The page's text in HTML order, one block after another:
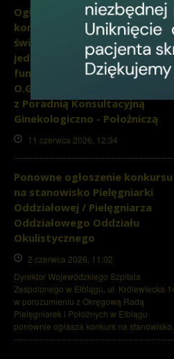
Ogłoszenie o rozstrzygnięciu
konkursu na udzielanie
świadczeń zdrowotnych z
jednoczesnym pełnieniem
funkcji Koordynatora w
O.Ginekologiczno - Położniczym
z Poradnią Konsultacyjną
Ginekologiczno - Położniczą
11 czerwca 2026, 12:34
Ponowne ogłoszenie konkursu
na stanowisko Pielęgniarki
Oddziałowej / Pielęgniarza
Oddziałowego Oddziału
Okulistycznego
2 czerwca 2026, 11:02
Dyrektor Wojewódzkiego Szpitala
Zespolonego w Elblągu, ul. Królewiecka
w porozumieniu z Okręgową Radą
Pielęgniarek i Położnych w Elblągu
ponownie ogłasza konkurs na stanowisko...